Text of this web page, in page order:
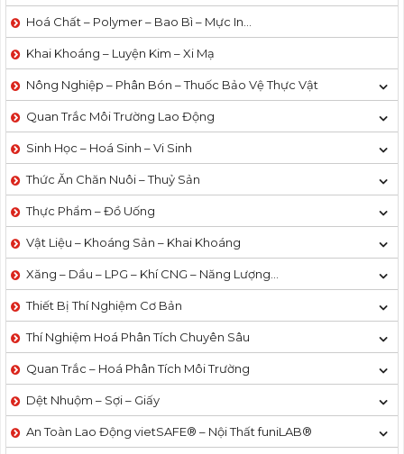
Hoá Chất – Polymer – Bao Bì – Mực In…
Khai Khoáng – Luyện Kim – Xi Mạ
Nông Nghiệp – Phân Bón – Thuốc Bảo Vệ Thực Vật
Quan Trắc Môi Trường Lao Động
Sinh Học – Hoá Sinh – Vi Sinh
Thức Ăn Chăn Nuôi – Thuỷ Sản
Thực Phẩm – Đồ Uống
Vật Liệu – Khoáng Sản – Khai Khoáng
Xăng – Dầu – LPG – Khí CNG – Năng Lượng…
Thiết Bị Thí Nghiệm Cơ Bản
Thí Nghiệm Hoá Phân Tích Chuyên Sâu
Quan Trắc – Hoá Phân Tích Môi Trường
Dệt Nhuộm – Sợi – Giấy
An Toàn Lao Động vietSAFE® – Nội Thất funiLAB®